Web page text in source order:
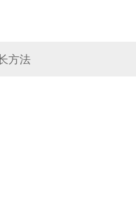
方法